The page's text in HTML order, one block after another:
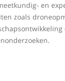
en
zoals